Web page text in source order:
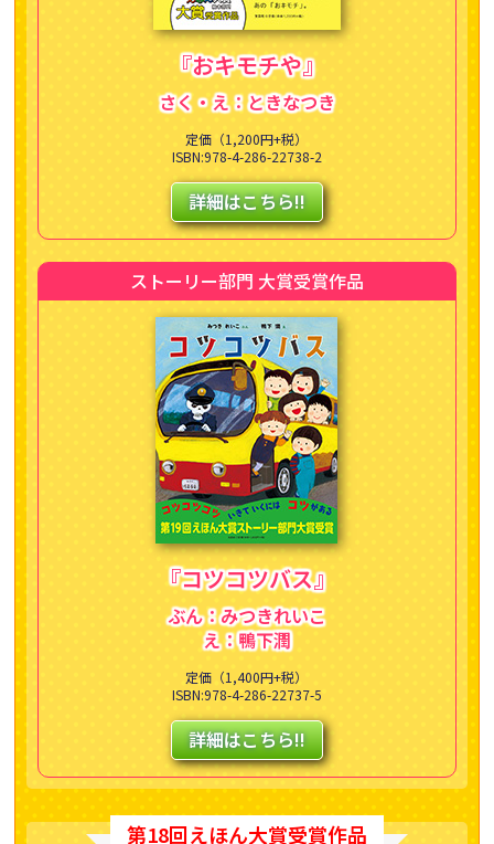
『おキモチや』
さく・え：ときなつき
定価（1,200円+税）
ISBN:978-4-286-22738-2
詳細はこちら!!
ストーリー部門 大賞受賞作品
『コツコツバス』
ぶん：みつきれいこ
え：鴨下潤
定価（1,400円+税）
ISBN:978-4-286-22737-5
詳細はこちら!!
第18回えほん大賞受賞作品